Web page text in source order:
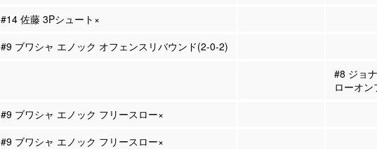
#14 佐藤 3Pシュート×
#9 ブワシャ エノック オフェンスリバウンド(2-0-2)
#8 ジョ
ローオ
#9 ブワシャ エノック フリースロー×
#9 ブワシャ エノック フリースロー×